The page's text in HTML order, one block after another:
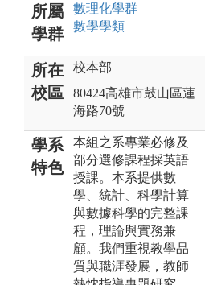
所屬
學群
數理化學群
數學學類
所在
校區
校本部
80424高雄市鼓山區蓮
海路70號
學系
特色
本組之系專業必修及
部分選修課程採英語
授課。本系提供數
學、統計、科學計算
與數據科學的完整課
程，理論與實務兼
顧。我們重視教學品
質與職涯發展，教師